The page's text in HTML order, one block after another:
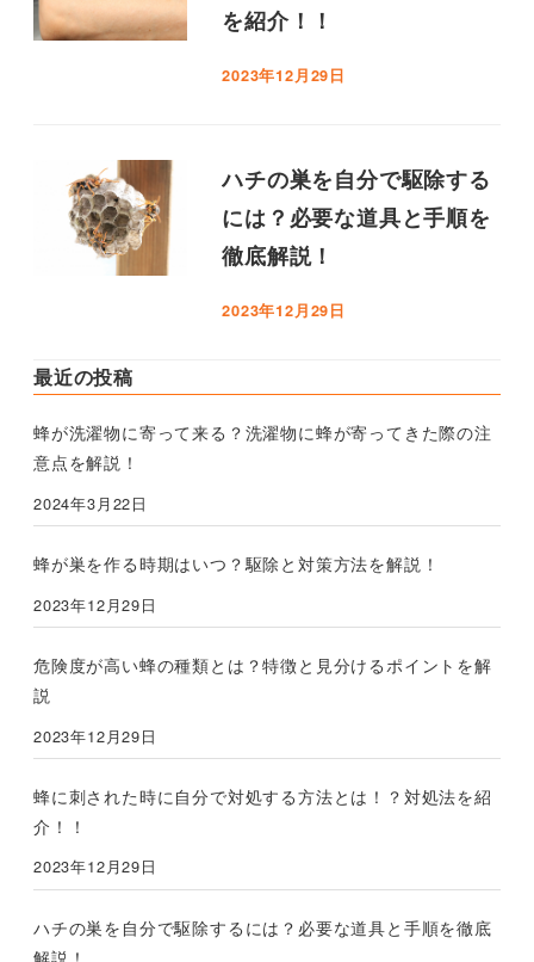
を紹介！！
2023年12月29日
ハチの巣を自分で駆除する
には？必要な道具と手順を
徹底解説！
2023年12月29日
最近の投稿
蜂が洗濯物に寄って来る？洗濯物に蜂が寄ってきた際の注
意点を解説！
2024年3月22日
蜂が巣を作る時期はいつ？駆除と対策方法を解説！
2023年12月29日
危険度が高い蜂の種類とは？特徴と見分けるポイントを解
説
2023年12月29日
蜂に刺された時に自分で対処する方法とは！？対処法を紹
介！！
2023年12月29日
ハチの巣を自分で駆除するには？必要な道具と手順を徹底
解説！